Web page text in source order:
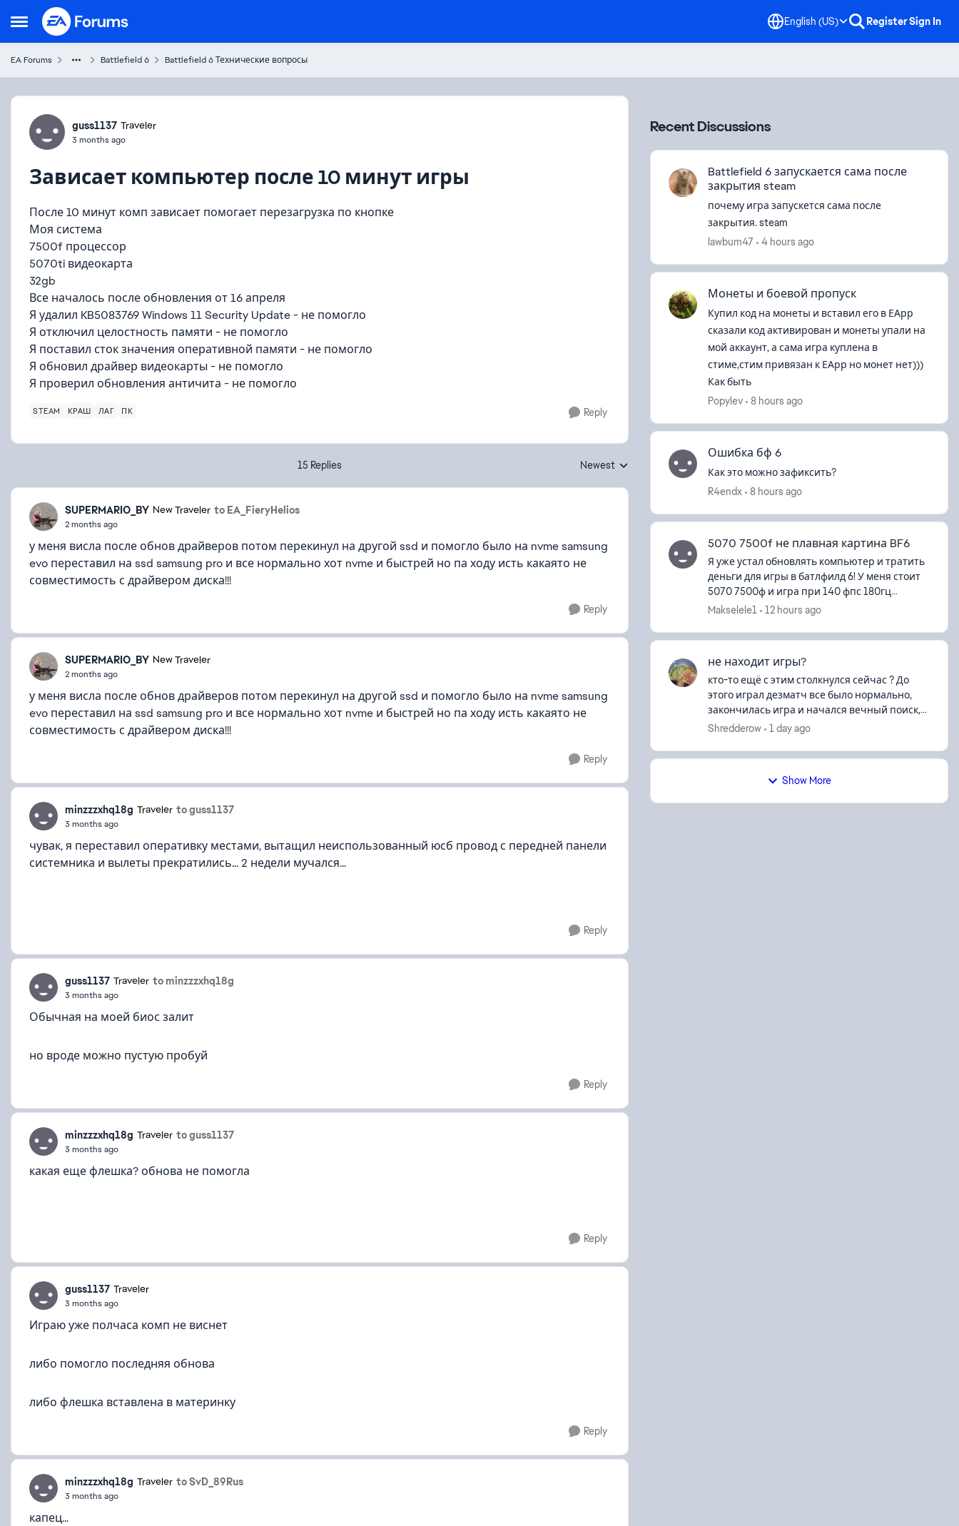
Open Side Menu
Skip to content English (US) RegisterSign In
EA Forums Battlefield 6 Battlefield 6 Технические вопросы
Forum Discussion
guss1137 Traveler
3 months ago
Зависает компьютер после 10 минут игры
После 10 минут комп зависает помогает перезагрузка по кнопке
Моя система
7500f процессор
5070ti видеокарта
32gb
Все началось после обновления от 16 апреля
Я удалил KB5083769 Windows 11 Security Update - не помогло
Я отключил целостность памяти - не помогло
Я поставил сток значения оперативной памяти - не помогло
Я обновил драйвер видеокарты - не помогло
Я проверил обновления античита - не помогло
STEAM КРАШ ЛАГ ПК Reply
15 Replies Replies sorted by
Newest
SUPERMARIO_BY New Traveler to EA_FieryHelios
2 months ago
у меня висла после обнов драйверов потом перекинул на другой ssd и помогло было на nvme samsung
evo переставил на ssd samsung pro и все нормально хот nvme и быстрей но па ходу исть какаято не
совместимость с драйвером диска!!!
Reply
SUPERMARIO_BY New Traveler
2 months ago
у меня висла после обнов драйверов потом перекинул на другой ssd и помогло было на nvme samsung
evo переставил на ssd samsung pro и все нормально хот nvme и быстрей но па ходу исть какаято не
совместимость с драйвером диска!!!
Reply
minzzzxhq18g Traveler to guss1137
3 months ago
чувак, я переставил оперативку местами, вытащил неиспользованный юсб провод с передней панели
системника и вылеты прекратились... 2 недели мучался...
Reply
guss1137 Traveler to minzzzxhq18g
3 months ago
Обычная на моей биос залит
но вроде можно пустую пробуй
Reply
minzzzxhq18g Traveler to guss1137
3 months ago
какая еще флешка? обнова не помогла
Reply
guss1137 Traveler
3 months ago
Играю уже полчаса комп не виснет
либо помогло последняя обнова
либо флешка вставлена в материнку
Reply
minzzzxhq18g Traveler to SvD_89Rus
3 months ago
капец...
Recent Discussions
Battlefield 6 запускается сама после
закрытия steam
почему игра запускется сама после
закрытия. steam
lawbum47
4 hours ago
Монеты и боевой пропуск
Купил код на монеты и вставил его в ЕАрр
сказали код активирован и монеты упали на
мой аккаунт, а сама игра куплена в
стиме,стим привязан к ЕАрр но монет нет)))
Как быть
Popylev
8 hours ago
Ошибка бф 6
Как это можно зафиксить?
R4endx
8 hours ago
5070 7500f не плавная картина BF6
Я уже устал обновлять компьютер и тратить
деньги для игры в батлфилд 6! У меня стоит
5070 7500ф и игра при 140 фпс 180гц
монитор выглядит как будто я играю 60 фпс,
Makselele1 12 hours ago
не находит игры?
кто-то ещё с этим столкнулся сейчас ? До
этого играл дезматч все было нормально,
закончилась игра и начался вечный поиск,
вышел в меню, аналогично, во всех режимах
Shredderow 1 day ago
Show More